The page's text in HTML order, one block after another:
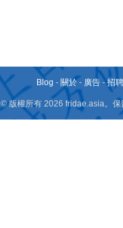
Blog - 關於 - 廣告 -招
© 版權所有 2026 fridae.asia。